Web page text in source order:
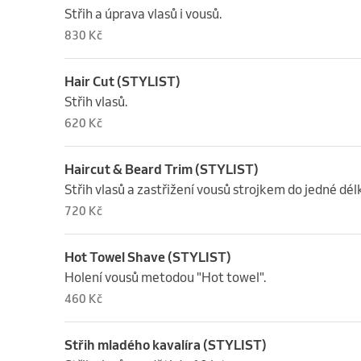
Střih a úprava vlasů i vousů.
830 Kč
Hair Cut (STYLIST)
Střih vlasů.
620 Kč
Haircut & Beard Trim (STYLIST)
Střih vlasů a zastřižení vousů strojkem do jedné
720 Kč
Hot Towel Shave (STYLIST)
Holení vousů metodou "Hot towel".
460 Kč
Střih mladého kavalíra (STYLIST)